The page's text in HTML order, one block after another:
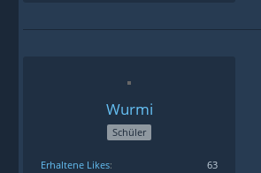
Wurmi
Schüler
Erhaltene Likes
63